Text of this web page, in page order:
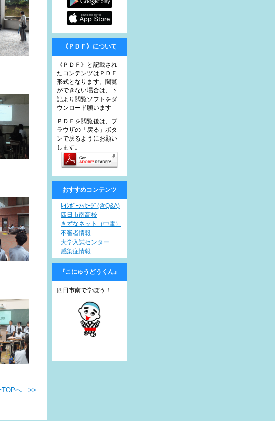
TOPへ >>
《ＰＤＦ》について
《ＰＤＦ》と記載され
たコンテンツはＰＤＦ
形式となります。閲覧
ができない場合は、下
記より閲覧ソフトをダ
ウンロード願います
ＰＤＦを閲覧後は、ブ
ラウザの「戻る」ボタ
ンで戻るようにお願い
します。
おすすめコンテンツ
ﾚｲﾝﾎﾞｰﾒｯｾｰｼﾞ(含Q&A)
四日市南高校
きずなネット（中電）
不審者情報
大学入試センター
感染症情報
『こにゅうどうくん』
四日市南で学ぼう！